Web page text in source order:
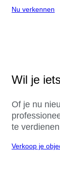
Nu verkennen
Wil je
Of je nu
te
Verkoop je